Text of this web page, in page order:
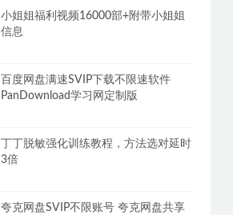
小姐姐福利视频16000部+附带小姐姐
信息
百度网盘满速SVIP下载不限速软件
PanDownload学习网定制版
丁丁脱敏强化训练教程，方法选对延时
3倍
夸克网盘SVIP不限账号 夸克网盘共享